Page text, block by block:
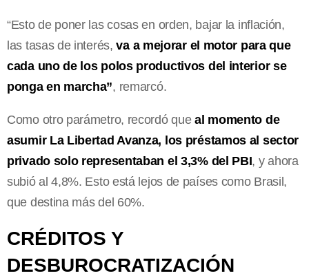
“Esto de poner las cosas en orden, bajar la inflación,
las tasas de interés,va a mejorar el motor para que
cada uno de los polos productivos del interior se
ponga en marcha”, remarcó.
Como otro parámetro, recordó queal momento de
asumir La Libertad Avanza, los préstamos al sector
privado solo representaban el 3,3% del PBI, y ahora
subió al 4,8%. Esto está lejos de países como Brasil,
que destina más del 60%.
CRÉDITOS Y
DESBUROCRATIZACIÓN